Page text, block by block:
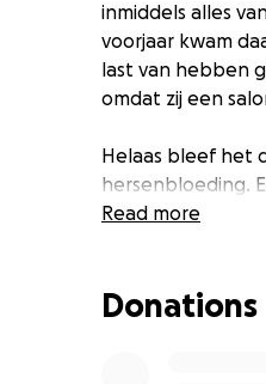
inmiddels alles
voorjaar kwam
last van hebben
omdat zij een
Helaas bleef het
hersenbloeding.
volgden en het is
Read more
Donations